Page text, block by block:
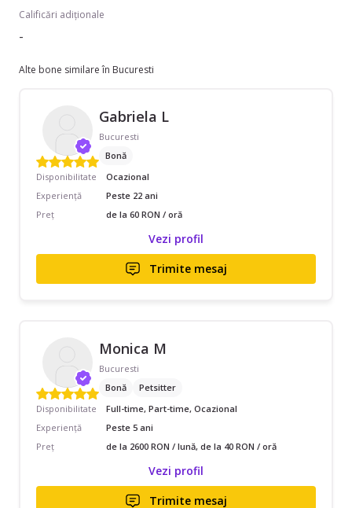
Calificări adiționale
-
Alte bone similare în Bucuresti
Gabriela L
Bucuresti
Bonă
Disponibilitate
Ocazional
Experiență
Peste 22 ani
Preț
de la 60 RON / oră
Vezi profil
Trimite mesaj
Monica M
Bucuresti
Bonă
Petsitter
Disponibilitate
Full-time, Part-time, Ocazional
Experiență
Peste 5 ani
Preț
de la 2600 RON / lună, de la 40 RON / oră
Vezi profil
Trimite mesaj